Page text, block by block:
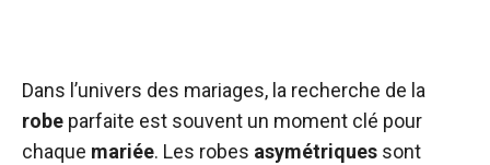
Dans l’univers des mariages, la recherche de la
robe parfaite est souvent un moment clé pour
chaque mariée. Les robes asymétriques sont